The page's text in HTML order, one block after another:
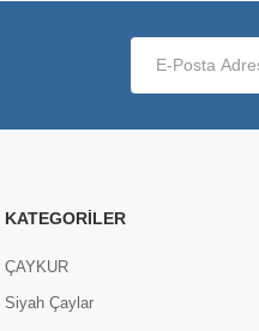
KATEGORILER
ÇAYKUR
Siyah Çaylar